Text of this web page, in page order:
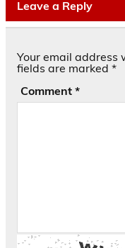
Leave a Reply
Your email address
fields are marked *
Comment *